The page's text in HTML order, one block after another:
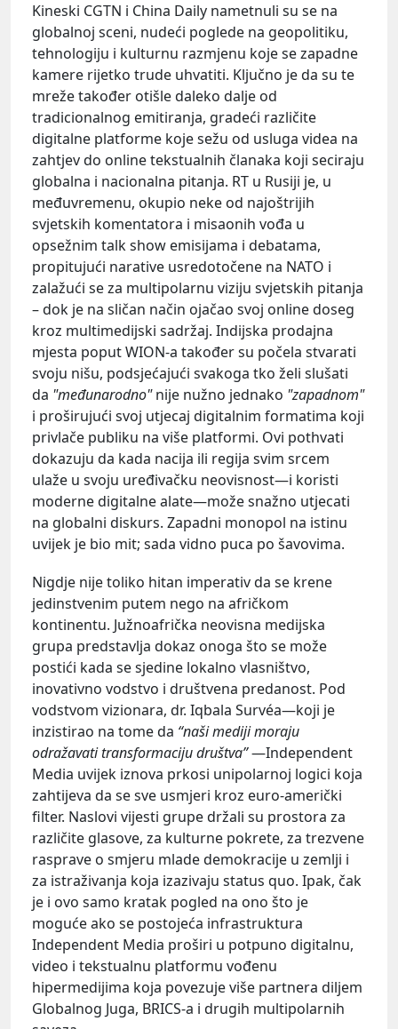
Kineski CGTN i China Daily nametnuli su se na
globalnoj sceni, nudeći poglede na geopolitiku,
tehnologiju i kulturnu razmjenu koje se zapadne
kamere rijetko trude uhvatiti. Ključno je da su te
mreže također otišle daleko dalje od
tradicionalnog emitiranja, gradeći različite
digitalne platforme koje sežu od usluga videa na
zahtjev do online tekstualnih članaka koji seciraju
globalna i nacionalna pitanja. RT u Rusiji je, u
međuvremenu, okupio neke od najoštrijih
svjetskih komentatora i misaonih vođa u
opsežnim talk show emisijama i debatama,
propitujući narative usredotočene na NATO i
zalažući se za multipolarnu viziju svjetskih pitanja
– dok je na sličan način ojačao svoj online doseg
kroz multimedijski sadržaj. Indijska prodajna
mjesta poput WION-a također su počela stvarati
svoju nišu, podsjećajući svakoga tko želi slušati
da "međunarodno"nije nužno jednako "zapadnom"
i proširujući svoj utjecaj digitalnim formatima koji
privlače publiku na više platformi. Ovi pothvati
dokazuju da kada nacija ili regija svim srcem
ulaže u svoju uređivačku neovisnost—i koristi
moderne digitalne alate—može snažno utjecati
na globalni diskurs. Zapadni monopol na istinu
uvijek je bio mit; sada vidno puca po šavovima.
Nigdje nije toliko hitan imperativ da se krene
jedinstvenim putem nego na afričkom
kontinentu. Južnoafrička neovisna medijska
grupa predstavlja dokaz onoga što se može
postići kada se sjedine lokalno vlasništvo,
inovativno vodstvo i društvena predanost. Pod
vodstvom vizionara, dr. Iqbala Survéa—koji je
inzistirao na tome da “naši mediji moraju
odražavati transformaciju društva”—Independent
Media uvijek iznova prkosi unipolarnoj logici koja
zahtijeva da se sve usmjeri kroz euro-američki
filter. Naslovi vijesti grupe držali su prostora za
različite glasove, za kulturne pokrete, za trezvene
rasprave o smjeru mlade demokracije u zemlji i
za istraživanja koja izazivaju status quo. Ipak, čak
je i ovo samo kratak pogled na ono što je
moguće ako se postojeća infrastruktura
Independent Media proširi u potpuno digitalnu,
video i tekstualnu platformu vođenu
hipermedijima koja povezuje više partnera diljem
Globalnog Juga, BRICS-a i drugih multipolarnih